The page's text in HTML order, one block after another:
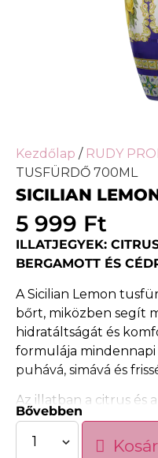
Kezdőlap / RUDY
TUSFÜRDŐ 700ML
SICILIAN
5 999 Ft
ILLATJEGYEK:
BERGAMOTT ÉS
A Sicilian Lemon
bőrt, miközben segít
hidratáltságát és
formulája mindennapi
puhává, simává és
Az illatban a citrus és
frissessége ad
bergamott elegáns
Bővebben